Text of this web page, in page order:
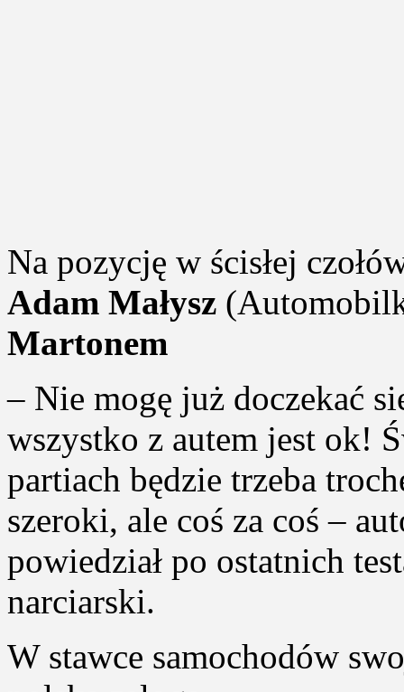
Na pozycję w ścisłej
Adam Małysz
Martonem
– Nie mogę już doczekać
wszystko z autem jest ok!
partiach będzie trzeba
szeroki, ale coś za coś –
powiedział po ostatnich
narciarski.
W stawce samochodów